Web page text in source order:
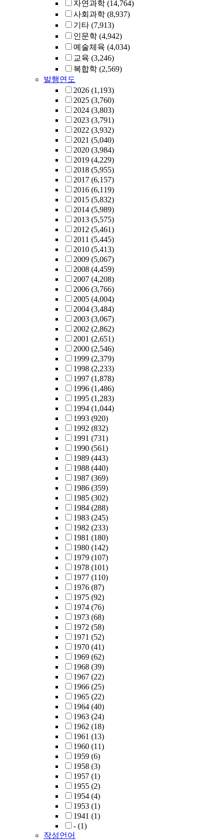
자연과학 (14,764)
사회과학 (8,937)
기타 (7,913)
인문학 (4,942)
예술체육 (4,034)
교육 (3,246)
복합학 (2,569)
발행연도
2026 (1,193)
2025 (3,760)
2024 (3,803)
2023 (3,791)
2022 (3,932)
2021 (5,040)
2020 (3,984)
2019 (4,229)
2018 (5,955)
2017 (6,157)
2016 (6,119)
2015 (5,832)
2014 (5,989)
2013 (5,575)
2012 (5,461)
2011 (5,445)
2010 (5,413)
2009 (5,067)
2008 (4,459)
2007 (4,208)
2006 (3,766)
2005 (4,004)
2004 (3,484)
2003 (3,067)
2002 (2,862)
2001 (2,651)
2000 (2,546)
1999 (2,379)
1998 (2,233)
1997 (1,878)
1996 (1,486)
1995 (1,283)
1994 (1,044)
1993 (920)
1992 (832)
1991 (731)
1990 (561)
1989 (443)
1988 (440)
1987 (369)
1986 (359)
1985 (302)
1984 (288)
1983 (245)
1982 (233)
1981 (180)
1980 (142)
1979 (107)
1978 (101)
1977 (110)
1976 (87)
1975 (92)
1974 (76)
1973 (68)
1972 (58)
1971 (52)
1970 (41)
1969 (62)
1968 (39)
1967 (22)
1966 (25)
1965 (22)
1964 (40)
1963 (24)
1962 (18)
1961 (13)
1960 (11)
1959 (6)
1958 (3)
1957 (1)
1955 (2)
1954 (4)
1953 (1)
1941 (1)
- (1)
작성언어